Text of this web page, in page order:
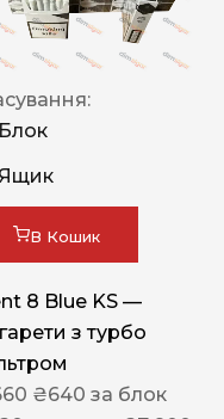
Блок
Ящик
В Кошик
8 Blue KS —
з турбо
₴640 за блок